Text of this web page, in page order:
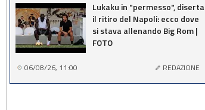
Lukaku in "permesso", diserta
il ritiro del Napoli: ecco dove
si stava allenando Big Rom |
FOTO
06/08/26, 11:00 REDAZIONE